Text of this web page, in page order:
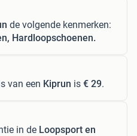
de volgende kenmerken:
Hardloopschoenen.
van een Kiprun is € 29.
in de Loopsport en